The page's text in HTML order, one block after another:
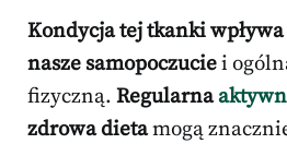
Kondycja tej tkanki
nasze samopoczuciei
fizyczną. Regularna
zdrowa dietamogą